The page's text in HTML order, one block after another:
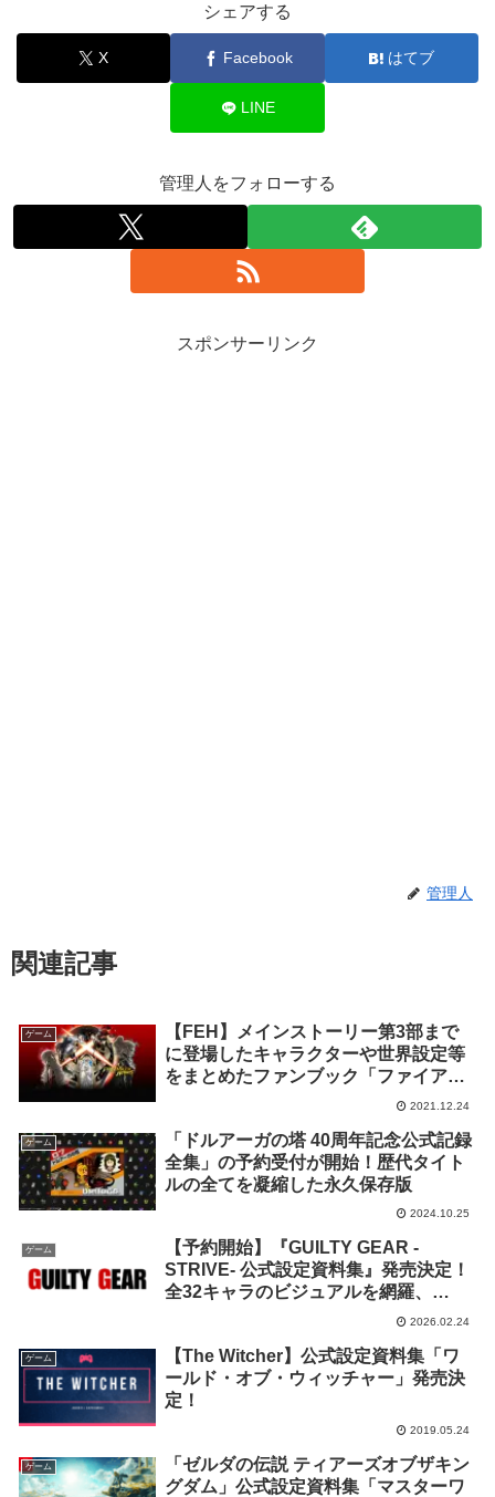
シェアする
X Facebook はてブ
LINE
管理人をフォローする
スポンサーリンク
管理人
関連記事
ゲーム
【FEH】メインストーリー第3部まで
に登場したキャラクターや世界設定等
をまとめたファンブック「ファイアー
エムブレム キャラクターイラストレー
発売
2021.12.24
ゲーム
「ドルアーガの塔 40周年記念公式記録
全集」の予約受付が開始！歴代タイト
ルの全てを凝縮した永久保存版
2024.10.25
ゲーム
【予約開始】『GUILTY GEAR -
STRIVE- 公式設定資料集』発売決定！
全32キャラのビジュアルを網羅、
2026.02.24
ゲーム
【The Witcher】公式設定資料集「ワ
ールド・オブ・ウィッチャー」発売決
定！
2019.05.24
ゲーム
「ゼルダの伝説 ティアーズオブザキン
グダム」公式設定資料集「マスターワ